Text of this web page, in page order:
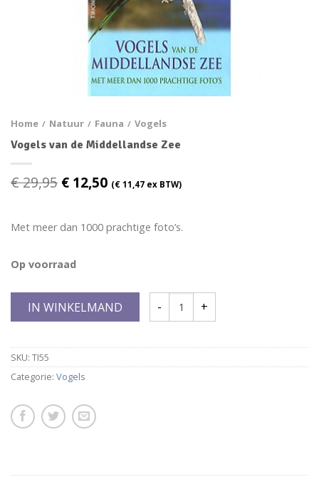
Home / Natuur / Fauna / Vogels
Vogels van de Middellandse Zee
€29,95 € 12,50 (€ 11,47 ex BTW)
Met meer dan 1000 prachtige foto’s.
Op voorraad
IN WINKELMAND
SKU: TI55
Categorie: Vogels